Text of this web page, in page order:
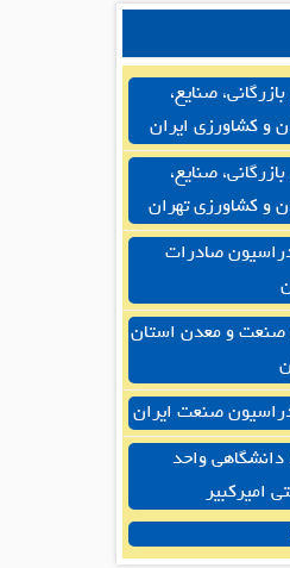
بازرگانی، صنایع،
و کشاورزی ایران
بازرگانی، صنایع،
و کشاورزی تهران
صادرات
صنعت و معدن استان
صنعت ایران
دانشگاهی واحد
امیرکبیر